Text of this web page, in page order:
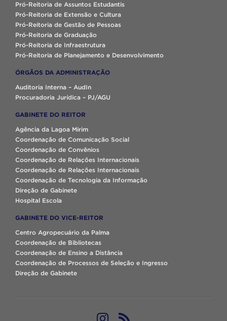
Pró-Reitoria de Assuntos Estudantis
Pró-Reitoria de Extensão e Cultura
Pró-Reitoria de Gestão de Pessoas
Pró-Reitoria de Graduação
Pró-Reitoria de Infraestrutura
Pró-Reitoria de Planejamento e Desenvolvimento
ÓRGÃOS DA ADMINISTRAÇÃO
Auditoria Interna – AudIn
Procuradoria Jurídica – PJ/AGU
GABINETE DO REITOR
Agência da Lagoa Mirim
Coordenação de Comunicação Social
Coordenação de Convênios
Coordenação de Relações Internacionais
Coordenação de Relações Internacionais
Coordenação de Tecnologia da Informação
Direção de Gabinete
Hospital Escola
GABINETE DO VICE-REITOR
Centro Agropecuário da Palma
Coordenação de Bibliotecas
Coordenação de Ensino a Distância
Coordenação de Processos de Seleção e Ingresso
Direção de Gabinete